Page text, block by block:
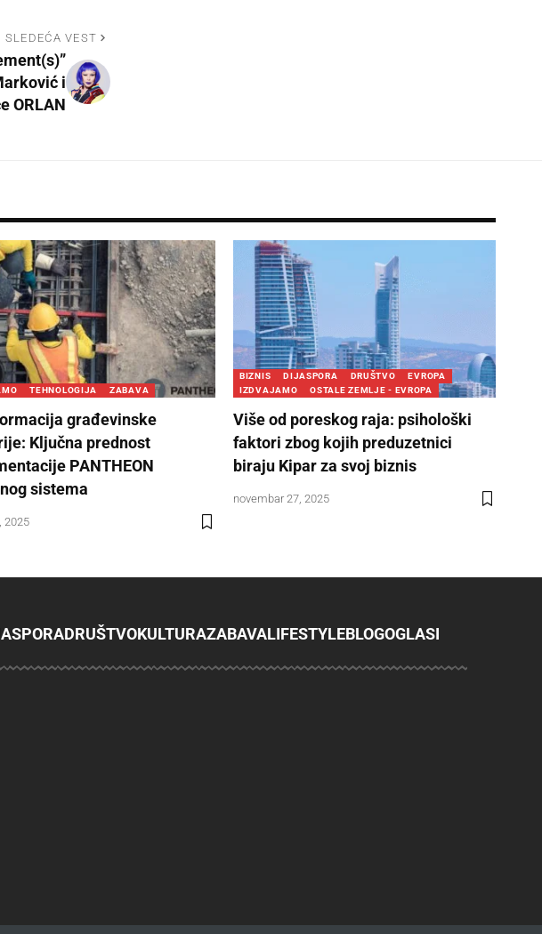
SLEDEĆA VEST
i
ORLAN
TEHNOLOGIJA ZABAVA
građevinske
Ključna prednost
PANTHEON
sistema
2025
BIZNIS DIJASPORA DRUŠTVO
EVROPA
IZDVAJAMO
OSTALE ZEMLJE - EVROPA
Više od poreskog raja: psihološki
faktori zbog kojih preduzetnici
biraju Kipar za svoj biznis
novembar 27, 2025
DRUŠTVOKULTURAZABAVALIFESTYLEBLOGOGLASI